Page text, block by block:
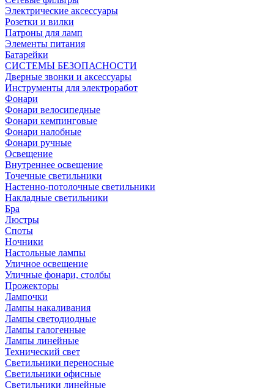
Электрические аксессуары
Розетки и вилки
Патроны для ламп
Элементы питания
Батарейки
СИСТЕМЫ БЕЗОПАСНОСТИ
Дверные звонки и аксессуары
Инструменты для электроработ
Фонари
Фонари велосипедные
Фонари кемпинговые
Фонари налобные
Фонари ручные
Освещение
Внутреннее освещение
Точечные светильники
Настенно-потолочные светильники
Накладные светильники
Бра
Люстры
Споты
Ночники
Настольные лампы
Уличное освещение
Уличные фонари, столбы
Прожекторы
Лампочки
Лампы накаливания
Лампы светодиодные
Лампы галогенные
Лампы линейные
Технический свет
Светильники переносные
Светильники офисные
Светильники линейные